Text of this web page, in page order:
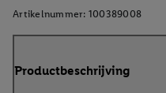
Artikelnummer: 100389008
Productbeschrijving